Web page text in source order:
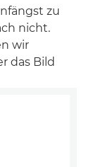
zu
nicht.
wir
das Bild